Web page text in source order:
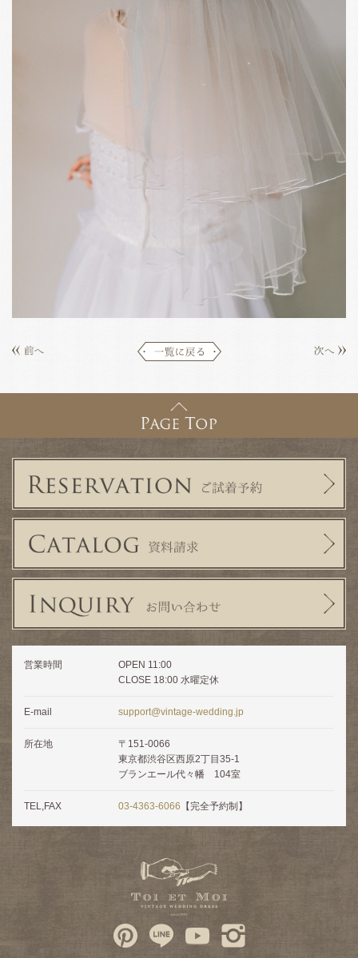
営業時間
OPEN 11:00
CLOSE 18:00 水曜定休
E-mail support@vintage-wedding.jp
所在地
〒151-0066
東京都渋谷区西原2丁目35-1
ブランエール代々幡 104室
TEL,FAX 03-4363-6066 【完全予約制】